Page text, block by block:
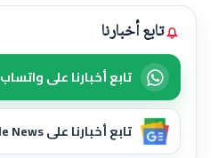
تابع أخبارنا
تابع أخبارنا على واتساب
تابع أخبارنا على Google News